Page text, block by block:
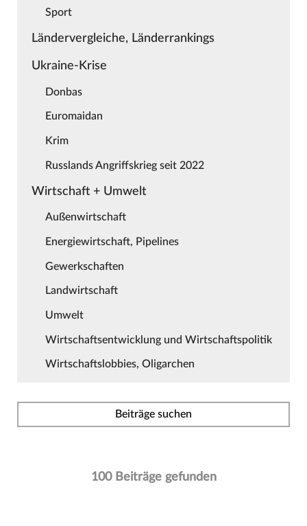
Sport
Ländervergleiche, Länderrankings
Ukraine-Krise
Donbas
Euromaidan
Krim
Russlands Angriffskrieg seit 2022
Wirtschaft + Umwelt
Außenwirtschaft
Energiewirtschaft, Pipelines
Gewerkschaften
Landwirtschaft
Umwelt
Wirtschaftsentwicklung und Wirtschaftspolitik
Wirtschaftslobbies, Oligarchen
Beiträge suchen
100 Beiträge gefunden